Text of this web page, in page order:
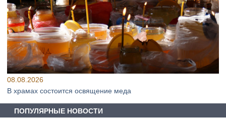
08.08.2026
В храмах состоится освящение меда
ПОПУЛЯРНЫЕ НОВОСТИ